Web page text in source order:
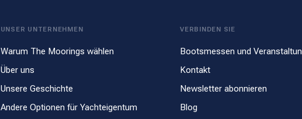
UNSER UNTERNEHMEN
Warum The Moorings wählen
Über uns
Unsere Geschichte
Andere Optionen für Yachteigentum
VERBINDEN SIE
Bootsmessen und
Kontakt
Newsletter abonnieren
Blog